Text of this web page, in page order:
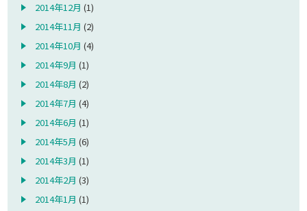
2014年12月 (1)
2014年11月 (2)
2014年10月 (4)
2014年9月 (1)
2014年8月 (2)
2014年7月 (4)
2014年6月 (1)
2014年5月 (6)
2014年3月 (1)
2014年2月 (3)
2014年1月 (1)